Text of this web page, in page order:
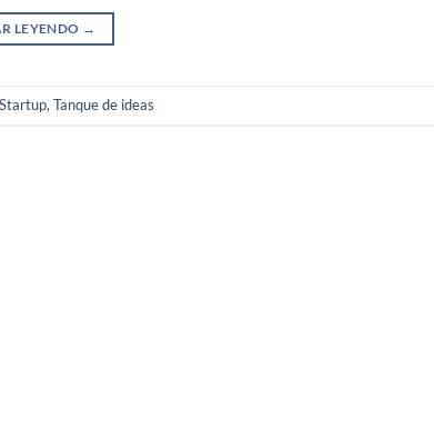
LEYENDO →
Startup,Tanque de ideas